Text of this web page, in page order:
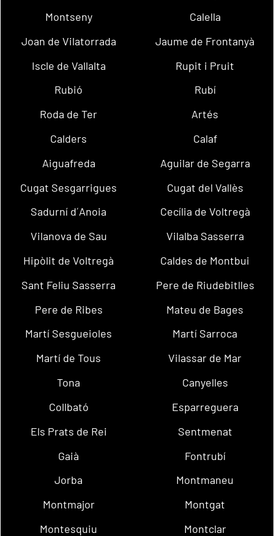
Montseny
Calella
Joan de Vilatorrada
Jaume de Frontanyà
Iscle de Vallalta
Rupit i Pruit
Rubió
Rubí
Roda de Ter
Artés
Calders
Calaf
Aiguafreda
Aguilar de Segarra
Cugat Sesgarrigues
Cugat del Vallès
Sadurní d´Anoia
Cecília de Voltregà
Vilanova de Sau
Vilalba Sasserra
Hipòlit de Voltregà
Caldes de Montbui
Sant Feliu Sasserra
Pere de Riudebitlles
Pere de Ribes
Mateu de Bages
Martí Sesgueioles
Martí Sarroca
Martí de Tous
Vilassar de Mar
Tona
Canyelles
Collbató
Esparreguera
Els Prats de Rei
Sentmenat
Gaià
Fontrubí
Jorba
Montmaneu
Montmajor
Montgat
Montesquiu
Montclar